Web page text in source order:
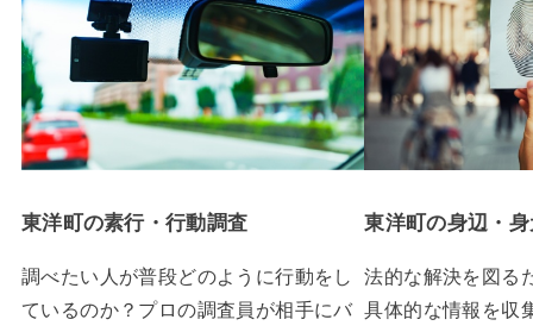
東洋町の素行・行動調査
調べたい人が普段どのように行動をし
ているのか？プロの調査員が相手にバ
東洋町の身辺・
法的な解決を図る
具体的な情報を収